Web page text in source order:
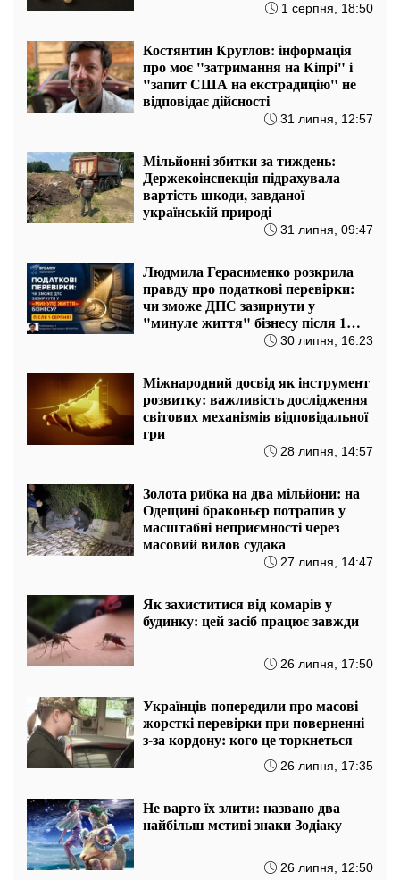
1 серпня, 18:50
Костянтин Круглов: інформація
про моє "затримання на Кіпрі" і
"запит США на екстрадицію" не
відповідає дійсності
31 липня, 12:57
Мільйонні збитки за тиждень:
Держекоінспекція підрахувала
вартість шкоди, завданої
українській природі
31 липня, 09:47
Людмила Герасименко розкрила
правду про податкові перевірки:
чи зможе ДПС зазирнути у
"минуле життя" бізнесу після 1
30 липня, 16:23
Міжнародний досвід як інструмент
розвитку: важливість дослідження
світових механізмів відповідальної
гри
28 липня, 14:57
Золота рибка на два мільйони: на
Одещині браконьєр потрапив у
масштабні неприємності через
масовий вилов судака
27 липня, 14:47
Як захиститися від комарів у
будинку: цей засіб працює завжди
26 липня, 17:50
Українців попередили про масові
жорсткі перевірки при поверненні
з-за кордону: кого це торкнеться
26 липня, 17:35
Не варто їх злити: названо два
найбільш мстиві знаки Зодіаку
26 липня, 12:50